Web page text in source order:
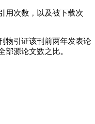
用次数，以及被下载次
物引证该刊前两年发表论
部源论文数之比。